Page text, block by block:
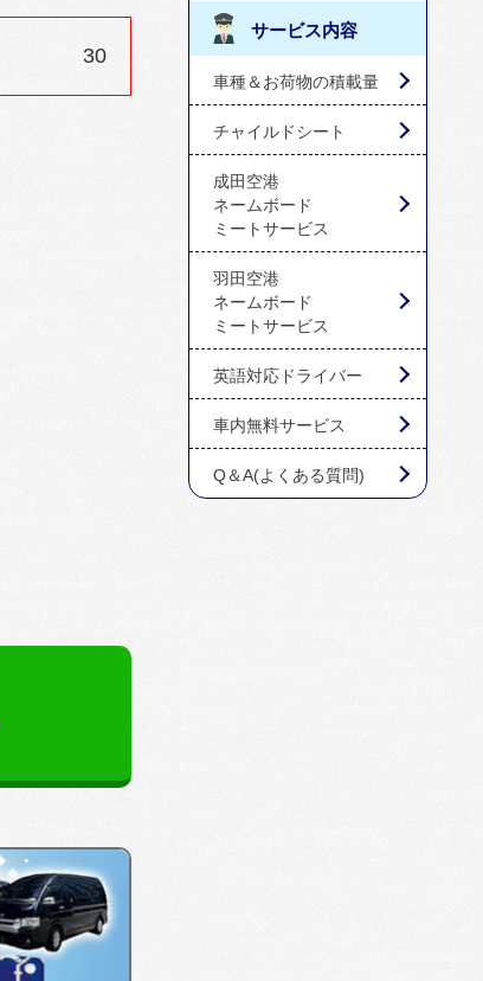
30
サービス内容
車種＆お荷物の積載量
チャイルドシート
成田空港
ネームボード
ミートサービス
羽田空港
ネームボード
ミートサービス
英語対応ドライバー
車内無料サービス
Q＆A(よくある質問)